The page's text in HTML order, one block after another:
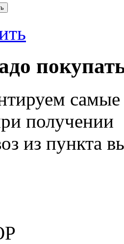
получении
из пункта